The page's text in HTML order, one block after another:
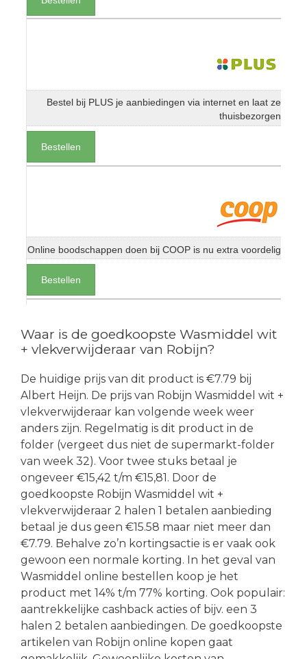
Bestel bij PLUS je aanbiedingen via internet en laat ze
thuisbezorgen
Bestellen
Online boodschappen doen bij COOP is nu extra voordelig
Bestellen
Waar is de goedkoopste Wasmiddel wit
+ vlekverwijderaar van Robijn?
De huidige prijs van dit product is €7.79 bij
Albert Heijn. De prijs van Robijn Wasmiddel wit +
vlekverwijderaar kan volgende week weer
anders zijn. Regelmatig is dit product in de
folder (vergeet dus niet de supermarkt-folder
van week 32). Voor twee stuks betaal je
ongeveer €15,42 t/m €15,81. Door de
goedkoopste Robijn Wasmiddel wit +
vlekverwijderaar 2 halen 1 betalen aanbieding
betaal je dus geen €15.58 maar niet meer dan
€7.79. Behalve zo’n kortingsactie is er vaak ook
gewoon een normale korting. In het geval van
Wasmiddel online bestellen koop je het
product met 14% t/m 77% korting. Ook populair:
aantrekkelijke cashback acties of bijv. een 3
halen 2 betalen aanbiedingen. De goedkoopste
artikelen van Robijn online kopen gaat